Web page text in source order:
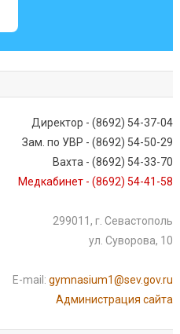
Директор - (8692) 54-37-04
Зам. по УВР - (8692) 54-50-29
Вахта - (8692) 54-33-70
Медкабинет - (8692) 54-41-58
299011, г. Севастополь
ул. Суворова, 10
E-mail:gymnasium1@sev.gov.ru
Администрация сайта